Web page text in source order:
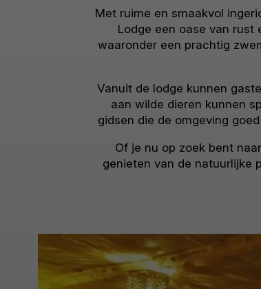
Met ruime en smaakvol
Lodge een oase van rust
waaronder een prachtig
Vanuit de lodge kunnen
aan wilde dieren kunnen
gidsen die de omgeving
Of je nu op zoek bent
genieten van de natuurlijke